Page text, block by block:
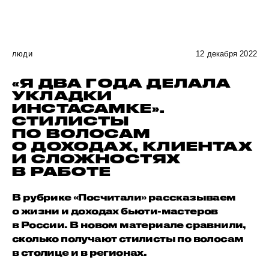
люди 12 декабря 2022
«Я ДВА ГОДА ДЕЛАЛА
УКЛАДКИ
ИНСТАСАМКЕ».
СТИЛИСТЫ
ПО ВОЛОСАМ
О ДОХОДАХ, КЛИЕНТАХ
И СЛОЖНОСТЯХ
В РАБОТЕ
В рубрике «Посчитали» рассказываем
о жизни и доходах бьюти-мастеров
в России. В новом материале сравнили,
сколько получают стилисты по волосам
в столице и в регионах.